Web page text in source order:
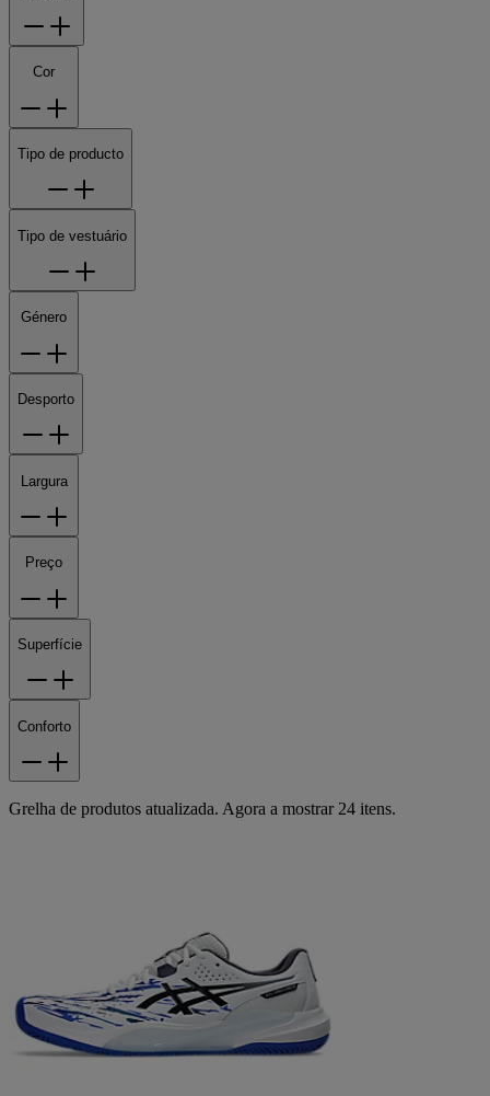
Cor
Tipo de producto
Tipo de vestuário
Género
Desporto
Largura
Preço
Superfície
Conforto
Grelha de produtos atualizada. Agora a mostrar 24 itens.